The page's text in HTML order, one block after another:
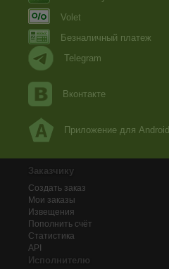
Volet
Безналичный платеж
Telegram
Вконтакте
Приложение для Android
Заказчику
Создать заказ
Мои заказы
Извещения
Пополнить счёт
Статистика
API
Исполнителю